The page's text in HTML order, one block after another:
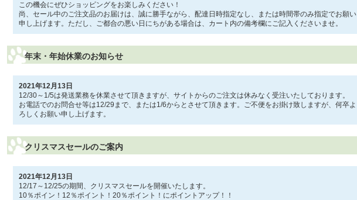
この機会にぜひショッピングをお楽しみください！
尚、セール中のご注文品のお届けは、誠に勝手ながら、配達日時指定なし、または時間帯のみ指定でお願い
申し上げます。ただし、ご都合の悪い日にちがある場合は、カート内の備考欄にご記入くださいませ。
年末・年始休業のお知らせ
2021年12月13日
12/30～1/5は発送業務を休業させて頂きますが、サイトからのご注文は休みなく受注いたしております。
お電話でのお問合せ等は12/29まで、または1/6からとさせて頂きます。ご不便をお掛け致しますが、何卒よ
ろしくお願い申し上げます。
クリスマスセールのご案内
2021年12月13日
12/17～12/25の期間、クリスマスセールを開催いたします。
10％ポイン！12％ポイント！20％ポイント！にポイントアップ！！